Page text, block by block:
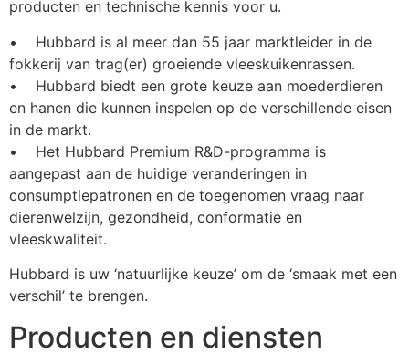
producten en technische kennis voor u.
•    Hubbard is al meer dan 55 jaar marktleider in de
fokkerij van trag(er) groeiende vleeskuikenrassen.
•    Hubbard biedt een grote keuze aan moederdieren
en hanen die kunnen inspelen op de verschillende eisen
in de markt.
•    Het Hubbard Premium R&D-programma is
aangepast aan de huidige veranderingen in
consumptiepatronen en de toegenomen vraag naar
dierenwelzijn, gezondheid, conformatie en
vleeskwaliteit.
Hubbard is uw ‘natuurlijke keuze’ om de ‘smaak met een
verschil’ te brengen.
Producten en diensten